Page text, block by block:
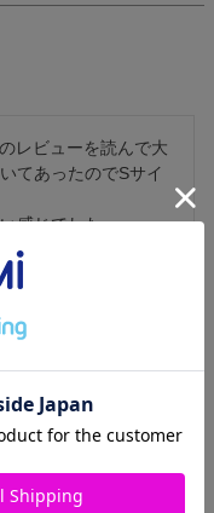
レビューを読んで大
てあったのでSサイ
感じでした。
があったので何回か
と思います。